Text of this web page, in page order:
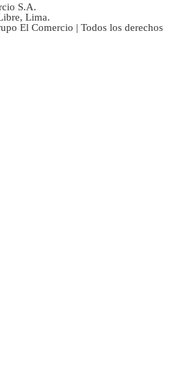
S.A.
Lima.
El Comercio | Todos los derechos